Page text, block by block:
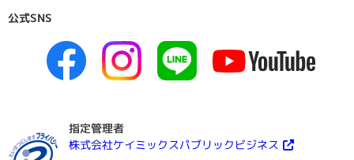
公式SNS
指定管理者
株式会社ケイミックスパブリックビジネス